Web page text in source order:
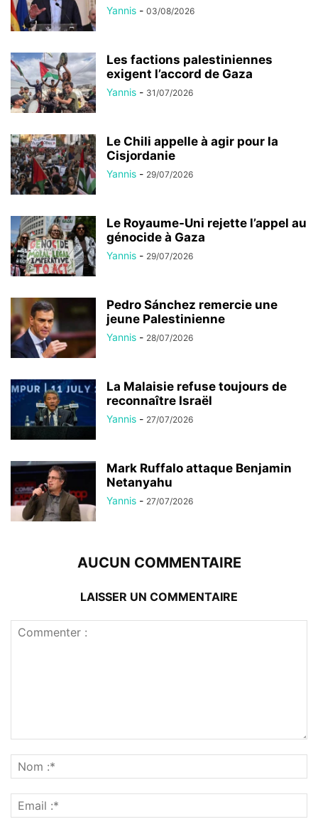
Yannis - 03/08/2026
Les factions palestiniennes
exigent l’accord de Gaza
Yannis - 31/07/2026
Le Chili appelle à agir pour la
Cisjordanie
Yannis - 29/07/2026
Le Royaume-Uni rejette l’appel au
génocide à Gaza
Yannis - 29/07/2026
Pedro Sánchez remercie une
jeune Palestinienne
Yannis - 28/07/2026
La Malaisie refuse toujours de
reconnaître Israël
Yannis - 27/07/2026
Mark Ruffalo attaque Benjamin
Netanyahu
Yannis - 27/07/2026
AUCUN COMMENTAIRE
LAISSER UN COMMENTAIRE